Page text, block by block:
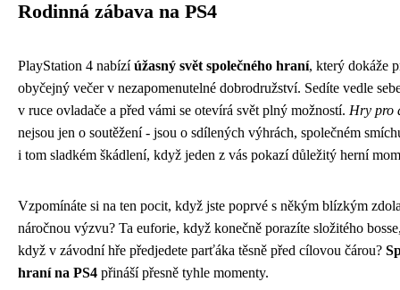
Rodinná zábava na PS4
PlayStation 4 nabízíúžasný svět společného hraní, který dokáže
obyčejný večer v nezapomenutelné dobrodružství. Sedíte vedle
v ruce ovladače a před vámi se otevírá svět plný možností. Hry pro
nejsou jen o soutěžení - jsou o sdílených výhrách, společném
i tom sladkém škádlení, když jeden z vás pokazí důležitý herní
Vzpomínáte si na ten pocit, když jste poprvé s někým blízkým
náročnou výzvu? Ta euforie, když konečně porazíte složitého
když v závodní hře předjedete parťáka těsně před cílovou čárou?
hraní na PS4 přináší přesně tyhle momenty.